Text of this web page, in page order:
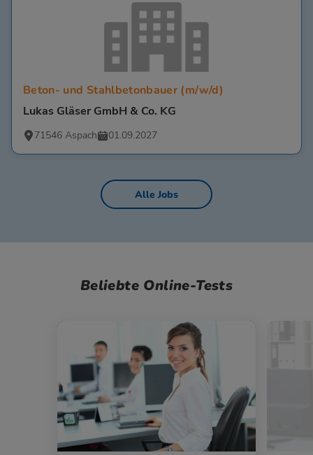
Beton- und Stahlbetonbauer (m/w/d)
Lukas Gläser GmbH & Co. KG
71546 Aspach 01.09.2027
Alle Jobs
Beliebte Online-Tests